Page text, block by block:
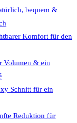
bequem &
Komfort für den
Volumen & ein
Schnitt für ein
Reduktion für